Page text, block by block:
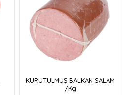
KURUTULMUŞ BALKAN SALAM
/Kg